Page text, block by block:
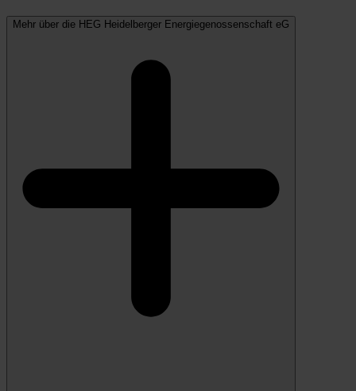
Mehr über die HEG Heidelberger Energiegenossenschaft eG